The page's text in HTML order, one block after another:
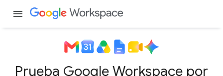
menu
Prueba Google Workspace por